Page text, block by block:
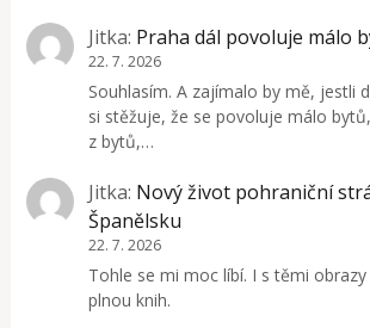
Jitka: Praha dál povoluje málo
22. 7. 2026
Souhlasím. A zajímalo by mě, jestli
si stěžuje, že se povoluje málo
z bytů,…
Jitka: Nový život pohraniční
Španělsku
22. 7. 2026
Tohle se mi moc líbí. I s těmi
plnou knih.